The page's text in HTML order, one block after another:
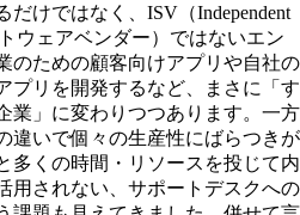
けではなく、ISV（Independent
ウェアベンダー）ではないエン
のための顧客向けアプリや自社の
プリを開発するなど、まさに「す
業」に変わりつつあります。一方
違いで個々の生産性にばらつきが
多くの時間・リソースを投じて内
用されない、サポートデスクへの